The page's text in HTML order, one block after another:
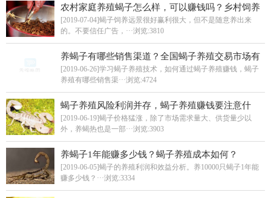
农村家庭养殖蝎子怎么样，可以赚钱吗？乡村饲养
蝎子有什么优势？
[2019-07-04]蝎子饲养远景很好赢利很大，但不是随意养出来
的。不要信任广告，···浏览:3810
养蝎子有哪些销售渠道？全国蝎子养殖交易市场有
哪些？
[2019-06-26]学习蝎子养殖技术，如何通过蝎子养殖赚钱，蝎子
养殖有哪些销售渠···浏览:4724
蝎子养殖风险利润并存，蝎子养殖赚钱要注意什
么？
[2019-06-19]蝎子价格猛涨，除了市场需求量大、供货量少以
外，养蝎热也是一部···浏览:3903
养蝎子1年能赚多少钱？蝎子养殖成本如何？
[2019-06-05]蝎子的养殖利润和效益分析。养10000只蝎子1年能
赚多少钱？···浏览:3334